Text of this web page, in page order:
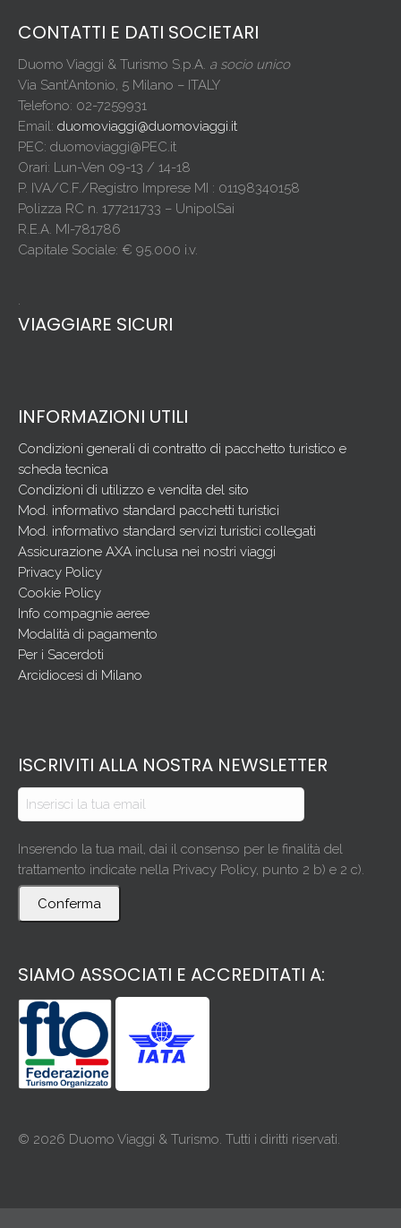
CONTATTI E DATI SOCIETARI
Duomo Viaggi & Turismo S.p.A. a socio unico
Via Sant’Antonio, 5 Milano – ITALY
Telefono: 02-7259931
Email: duomoviaggi@duomoviaggi.it
PEC: duomoviaggi@PEC.it
Orari: Lun-Ven 09-13 / 14-18
P. IVA/C.F./Registro Imprese MI : 01198340158
Polizza RC n. 177211733 – UnipolSai
R.E.A. MI-781786
Capitale Sociale: € 95.000 i.v.
.
VIAGGIARE SICURI
INFORMAZIONI UTILI
Condizioni generali di contratto di pacchetto turistico e
scheda tecnica
Condizioni di utilizzo e vendita del sito
Mod. informativo standard pacchetti turistici
Mod. informativo standard servizi turistici collegati
Assicurazione AXA inclusa nei nostri viaggi
Privacy Policy
Cookie Policy
Info compagnie aeree
Modalità di pagamento
Per i Sacerdoti
Arcidiocesi di Milano
ISCRIVITI ALLA NOSTRA NEWSLETTER
Inserendo la tua mail, dai il consenso per le finalità del
trattamento indicate nella Privacy Policy, punto 2 b) e 2 c).
Conferma
SIAMO ASSOCIATI E ACCREDITATI A:
© 2026 Duomo Viaggi & Turismo. Tutti i diritti riservati.